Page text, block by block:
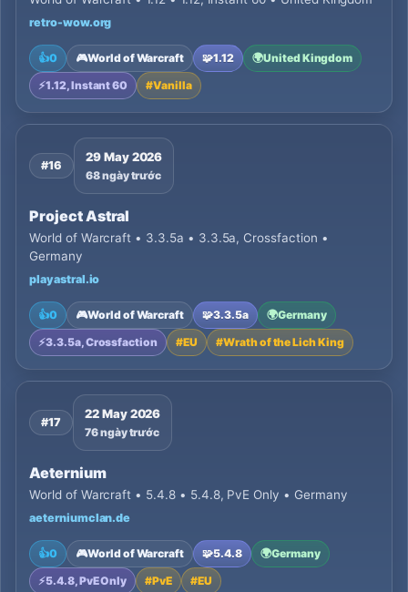
retro-wow.org
👍0 🎮World of Warcraft 🧩1.12 🌍United Kingdom
⚡1.12, Instant 60 #Vanilla
#16
29 May 2026
68 ngày trước
Project Astral
World of Warcraft • 3.3.5a • 3.3.5a, Crossfaction •
Germany
playastral.io
👍0 🎮World of Warcraft 🧩3.3.5a 🌍Germany
⚡3.3.5a, Crossfaction #EU #Wrath of the Lich King
#17
22 May 2026
76 ngày trước
Aeternium
World of Warcraft • 5.4.8 • 5.4.8, PvE Only • Germany
aeterniumclan.de
👍0 🎮World of Warcraft 🧩5.4.8 🌍Germany
⚡5.4.8, PvE Only #PvE #EU